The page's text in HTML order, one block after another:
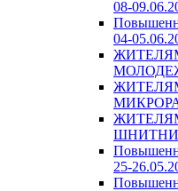
08-
04-
25-